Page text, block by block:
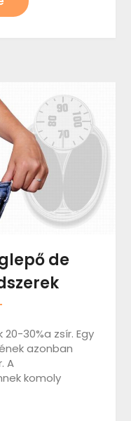
de
30%a zsír. Egy
azonban
A
komoly